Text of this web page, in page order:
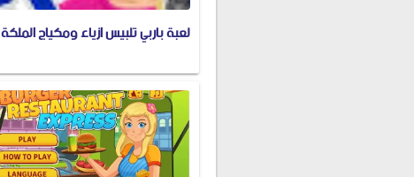
لعبة باربي تلبيس ازياء ومكياج الملكة